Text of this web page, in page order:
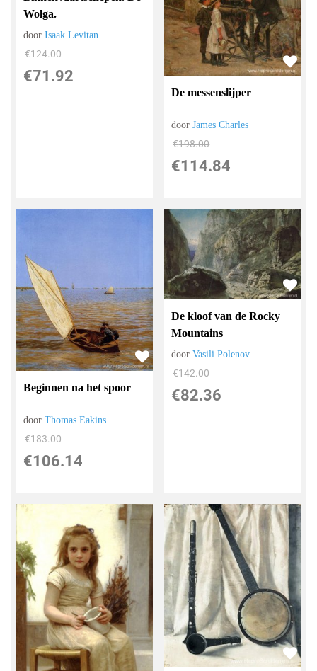
Wolga.
doorIsaak Levitan
€124.00
€71.92
De messenslijper
doorJames Charles
€198.00
€114.84
Beginnen na het spoor
doorThomas Eakins
€183.00
€106.14
De kloof van de Rocky
Mountains
doorVasili Polenov
€142.00
€82.36